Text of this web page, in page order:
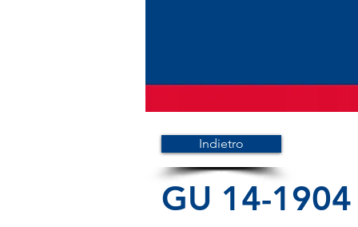
Indietro
GU 14-